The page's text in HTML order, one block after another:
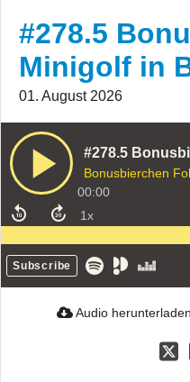
#278.5
Minigolf in
01. August 2026
#278.5
Bonusbierchen
00:00
Subscribe
Audio